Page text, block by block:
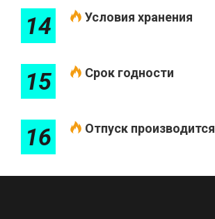
14 Условия хранения
15 Срок годности
16 Отпуск производится